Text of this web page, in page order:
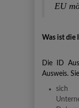
EU
Was ist die
Die ID
Ausweis.
sich